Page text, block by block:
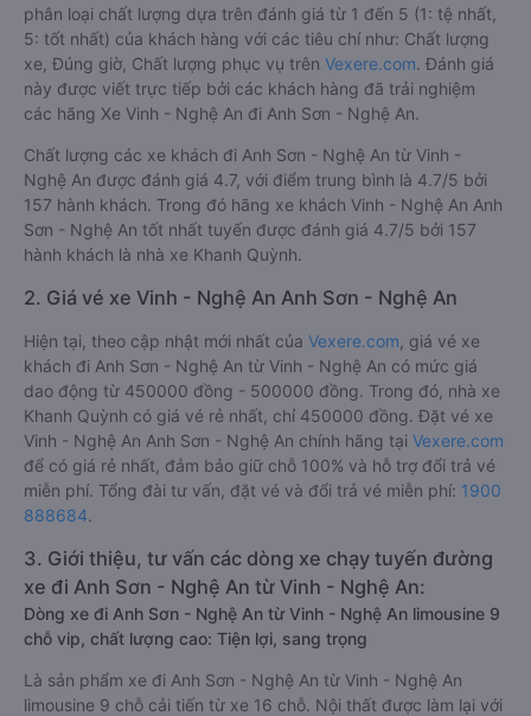
phân loại chất lượng dựa trên đánh giá từ 1 đến 5 (1: tệ nhất,
5: tốt nhất) của khách hàng với các tiêu chí như: Chất lượng
xe, Đúng giờ, Chất lượng phục vụ trên Vexere.com. Đánh giá
này được viết trực tiếp bởi các khách hàng đã trải nghiệm
các hãng Xe Vinh - Nghệ An đi Anh Sơn - Nghệ An.
Chất lượng các xe khách đi Anh Sơn - Nghệ An từ Vinh -
Nghệ An được đánh giá 4.7, với điểm trung bình là 4.7/5 bởi
157 hành khách. Trong đó hãng xe khách Vinh - Nghệ An Anh
Sơn - Nghệ An tốt nhất tuyến được đánh giá 4.7/5 bởi 157
hành khách là nhà xe Khanh Quỳnh.
2. Giá vé xe Vinh - Nghệ An Anh Sơn - Nghệ An
Hiện tại, theo cập nhật mới nhất của Vexere.com , giá vé xe
khách đi Anh Sơn - Nghệ An từ Vinh - Nghệ An có mức giá
dao động từ 450000 đồng - 500000 đồng. Trong đó, nhà xe
Khanh Quỳnh có giá vé rẻ nhất, chỉ 450000 đồng. Đặt vé xe
Vinh - Nghệ An Anh Sơn - Nghệ An chính hãng tại Vexere.com
để có giá rẻ nhất, đảm bảo giữ chỗ 100% và hỗ trợ đổi trả vé
miễn phí. Tổng đài tư vấn, đặt vé và đổi trả vé miễn phí: 1900
888684.
3. Giới thiệu, tư vấn các dòng xe chạy tuyến đường
xe đi Anh Sơn - Nghệ An từ Vinh - Nghệ An:
Dòng xe đi Anh Sơn - Nghệ An từ Vinh - Nghệ An limousine 9
chỗ vip, chất lượng cao: Tiện lợi, sang trọng
Là sản phẩm xe đi Anh Sơn - Nghệ An từ Vinh - Nghệ An
limousine 9 chỗ cải tiến từ xe 16 chỗ. Nội thất được làm lại với